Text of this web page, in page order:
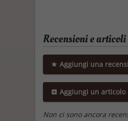
Recensioni e articoli
Aggiungi una
Aggiungi un articolo
Non ci sono ancora